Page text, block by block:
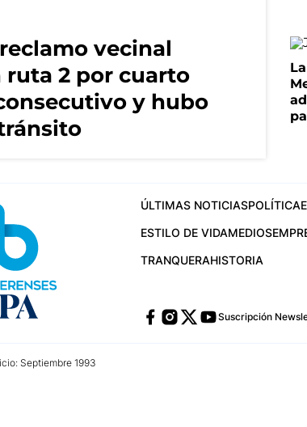
vecinal
2 por cuarto
y hubo
ÚLTIMAS NOTICIASPOLÍTICA
ESTILO DE VIDAMEDIOS
TRANQUERAHISTORIA
Suscripción
Septiembre 1993